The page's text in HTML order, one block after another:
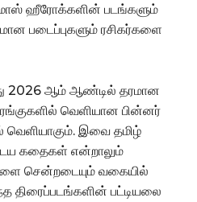
மாஸ் ஹீரோக்களின் படங்களும்
படைப்புகளும் ரசிகர்களை
2026 ஆம் ஆண்டில் தரமான
வெளியான பின்னர்
வெளியாகும். இவை தமிழ்
கதைகள் என்றாலும்
சென்றடையும் வகையில்
திரைப்படங்களின் பட்டியலை